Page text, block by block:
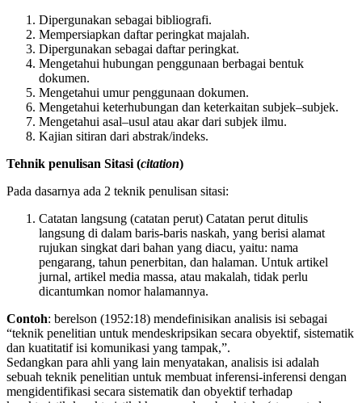
Dipergunakan sebagai bibliografi.
Mempersiapkan daftar peringkat majalah.
Dipergunakan sebagai daftar peringkat.
Mengetahui hubungan penggunaan berbagai bentuk
dokumen.
Mengetahui umur penggunaan dokumen.
Mengetahui keterhubungan dan keterkaitan subjek–subjek.
Mengetahui asal–usul atau akar dari subjek ilmu.
Kajian sitiran dari abstrak/indeks.
Tehnik penulisan Sitasi (citation)
Pada dasarnya ada 2 teknik penulisan sitasi:
Catatan langsung (catatan perut) Catatan perut ditulis
langsung di dalam baris-baris naskah, yang berisi alamat
rujukan singkat dari bahan yang diacu, yaitu: nama
pengarang, tahun penerbitan, dan halaman. Untuk artikel
jurnal, artikel media massa, atau makalah, tidak perlu
dicantumkan nomor halamannya.
Contoh: berelson (1952:18) mendefinisikan analisis isi sebagai
“teknik penelitian untuk mendeskripsikan secara obyektif, sistematik
dan kuatitatif isi komunikasi yang tampak,”.
Sedangkan para ahli yang lain menyatakan, analisis isi adalah
sebuah teknik penelitian untuk membuat inferensi-inferensi dengan
mengidentifikasi secara sistematik dan obyektif terhadap